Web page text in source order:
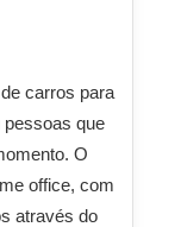
carros para
pessoas que
O
office, com
através do